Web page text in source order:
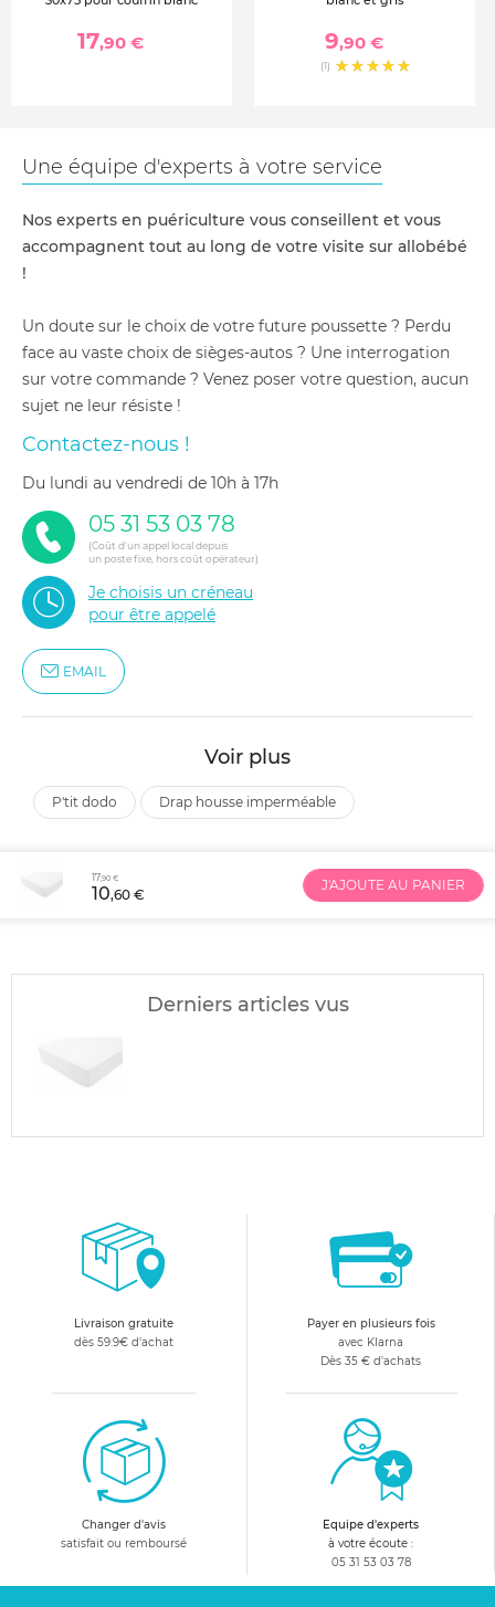
17,90 € 9,90 €
(1)
Une équipe d'experts à votre service
Nos experts en puériculture vous conseillent et vous
accompagnent tout au long de votre visite sur allobébé
!
Un doute sur le choix de votre future poussette ? Perdu
face au vaste choix de sièges-autos ? Une interrogation
sur votre commande ? Venez poser votre question, aucun
sujet ne leur résiste !
Contactez-nous !
du lundi au vendredi de 10h à 17h
05 31 53 03 78
(Coût d'un appel local depuis
un poste fixe, hors coût opérateur)
Je choisis un créneau
pour être appelé
EMAIL
Voir plus
p'tit dodo drap housse imperméable
17,90 €
10,60 €
J'AJOUTE AU PANIER
Derniers articles vus
Livraison gratuite
dès 59.9€ d'achat
Payer en plusieurs fois
avec Klarna
Dès 35 € d'achats
Changer d'avis
satisfait ou remboursé
Equipe d'experts
à votre écoute :
05 31 53 03 78